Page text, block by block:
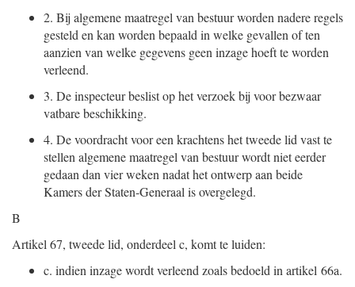
2. Bij algemene maatregel van bestuur worden nadere regels
gesteld en kan worden bepaald in welke gevallen of ten
aanzien van welke gegevens geen inzage hoeft te worden
verleend.
3. De inspecteur beslist op het verzoek bij voor bezwaar
vatbare beschikking.
4. De voordracht voor een krachtens het tweede lid vast te
stellen algemene maatregel van bestuur wordt niet eerder
gedaan dan vier weken nadat het ontwerp aan beide
Kamers der Staten-Generaal is overgelegd.
B
Artikel 67, tweede lid, onderdeel c, komt te luiden:
c. indien inzage wordt verleend zoals bedoeld in artikel 66a.